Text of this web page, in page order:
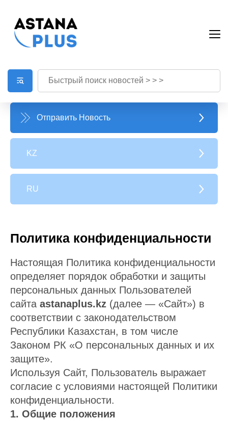
Отправить Новость
KZ
RU
Политика конфиденциальности
Настоящая Политика конфиденциальности
определяет порядок обработки и защиты
персональных данных Пользователей
сайта astanaplus.kz (далее — «Сайт») в
соответствии с законодательством
Республики Казахстан, в том числе
Законом РК «О персональных данных и их
защите».
Используя Сайт, Пользователь выражает
согласие с условиями настоящей Политики
конфиденциальности.
1. Общие положения